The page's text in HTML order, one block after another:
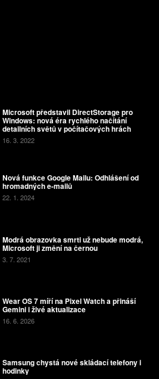
Microsoft představil DirectStorage pro
Windows: nová éra rychlého načítání
detailních světů v počítačových hrách
16. 3. 2022
Nová funkce Google Mailu: Odhlášení od
hromadných e-mailů
22. 1. 2024
Modrá obrazovka smrti už nebude modrá,
Microsoft ji změní na černou
3. 7. 2021
Wear OS 7 míří na Pixel Watch a přináší
Gemini i živé aktualizace
16. 6. 2026
Samsung chystá nové skládací telefony i
hodinky